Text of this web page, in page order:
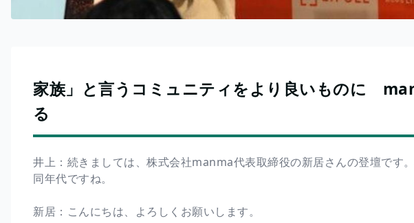
家族」と言うコミュニティをより良いものに
る
井上：続きましては、株式会社manma代表取締役の新居さんの登壇です
同年代ですね。
新居：こんにちは、よろしくお願いします。